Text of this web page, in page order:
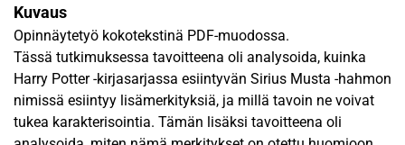
Kuvaus
Opinnäytetyö kokotekstinä PDF-muodossa.
Tässä tutkimuksessa tavoitteena oli analysoida, kuinka
Harry Potter -kirjasarjassa esiintyvän Sirius Musta -hahmon
nimissä esiintyy lisämerkityksiä, ja millä tavoin ne voivat
tukea karakterisointia. Tämän lisäksi tavoitteena oli